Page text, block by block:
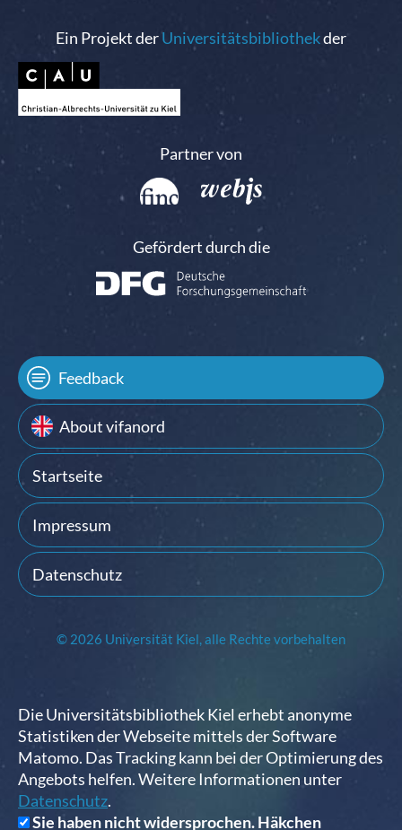
Ein Projekt derUniversitätsbibliothekder
Partner von
Gefördert durch die
Feedback
About vifanord
Startseite
Impressum
Datenschutz
© 2026 Universität Kiel, alle Rechte vorbehalten
Die Universitätsbibliothek Kiel erhebt anonyme
Statistiken der Webseite mittels der Software
Matomo. Das Tracking kann bei der Optimierung des
Angebots helfen. Weitere Informationen unter
Datenschutz.
Sie haben nicht widersprochen. Häkchen